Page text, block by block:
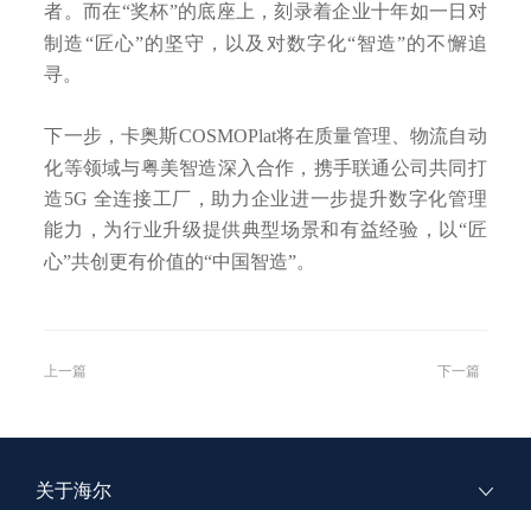
者。而在“奖杯”的底座上，刻录着企业十年如一日对
制造“匠心”的坚守，以及对数字化“智造”的不懈追
寻。
下一步，卡奥斯COSMOPlat将在质量管理、物流自动
化等领域与粤美智造深入合作，携手联通公司共同打
造5G 全连接工厂，助力企业进一步提升数字化管理
能力，为行业升级提供典型场景和有益经验，以“匠
心”共创更有价值的“中国智造”。
上一篇 下一篇
关于海尔